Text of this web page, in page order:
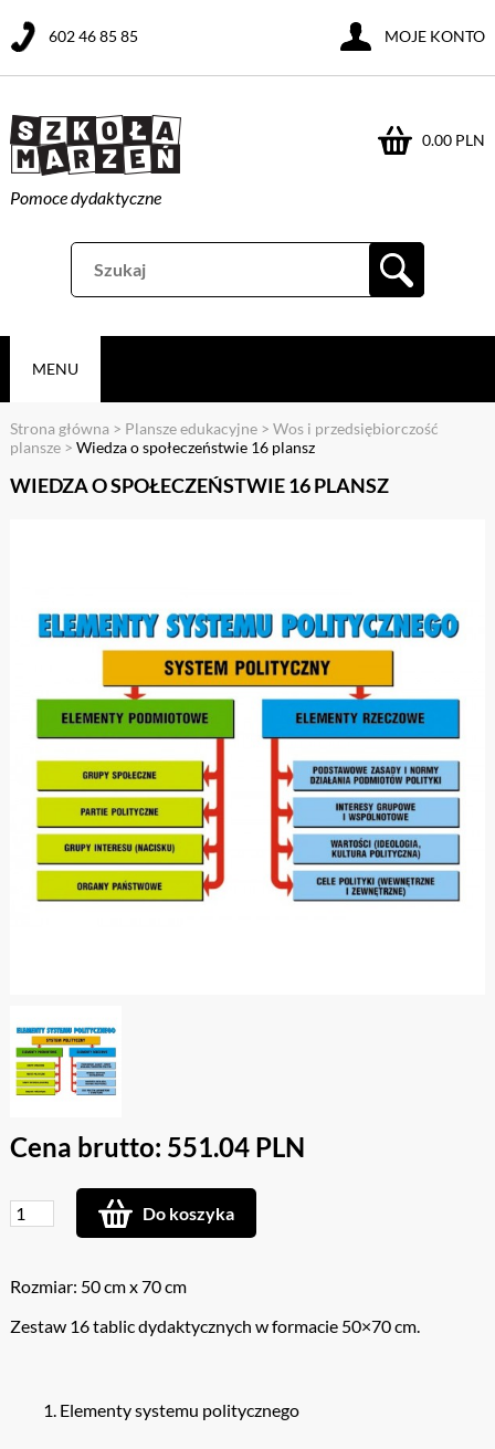
Pomoce dydaktyczne
0.00 PLN
602 46 85 85 MOJE KONTO
MENU
Strona główna > Plansze edukacyjne> Wos i przedsiębiorczość
plansze> Wiedza o społeczeństwie 16 plansz
WIEDZA O SPOŁECZEŃSTWIE 16 PLANSZ
Cena brutto: 551.04 PLN
Do koszyka
Rozmiar: 50 cm x 70 cm
Zestaw 16 tablic dydaktycznych w formacie 50×70 cm.
Elementy systemu politycznego